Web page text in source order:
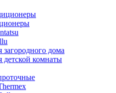
дома
комнаты